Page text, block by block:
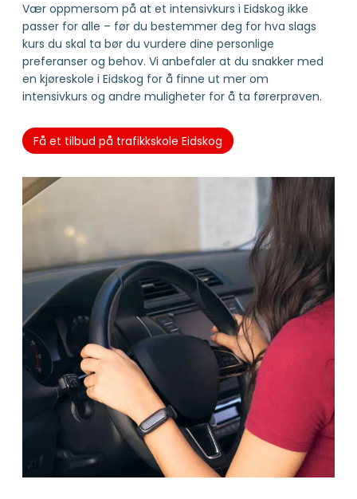
Vær oppmersom på at et intensivkurs i Eidskog ikke
passer for alle – før du bestemmer deg for hva slags
kurs du skal ta bør du vurdere dine personlige
preferanser og behov. Vi anbefaler at du snakker med
en kjøreskole i Eidskog for å finne ut mer om
intensivkurs og andre muligheter for å ta førerprøven.
Få et tilbud på trafikkskole Eidskog